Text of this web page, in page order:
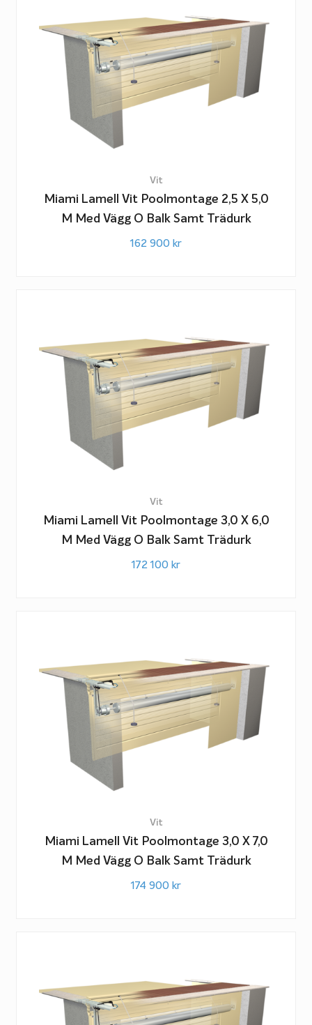
Vit
Miami Lamell Vit Poolmontage 2,5 X 5,0
M Med Vägg O Balk Samt Trädurk
162 900 kr
Vit
Miami Lamell Vit Poolmontage 3,0 X 6,0
M Med Vägg O Balk Samt Trädurk
172 100 kr
Vit
Miami Lamell Vit Poolmontage 3,0 X 7,0
M Med Vägg O Balk Samt Trädurk
174 900 kr